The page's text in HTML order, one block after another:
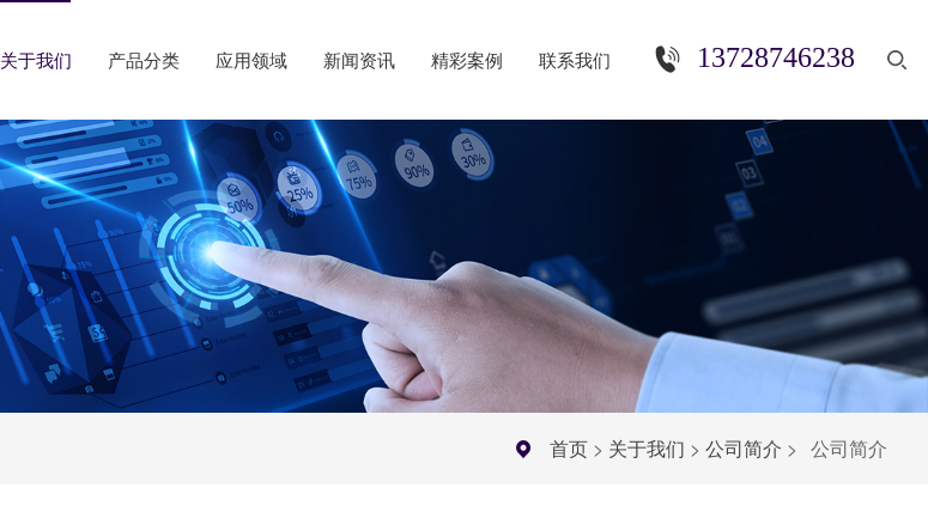
13728746238
关于我们 产品分类 应用领域 新闻资讯 精彩案例 联系我们
首页 > 关于我们 >公司简介 > 公司简介